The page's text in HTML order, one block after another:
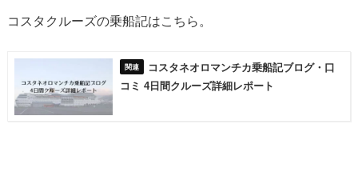
コスタクルーズの乗船記はこちら。
コスタネオロマンチカ乗船記ブログ・口
コミ 4日間クルーズ詳細レポート